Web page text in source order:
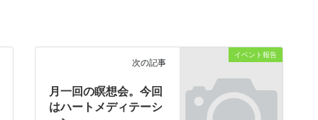
イベント報告
次の記事
月一回の瞑想会。今回
はハートメディテーシ